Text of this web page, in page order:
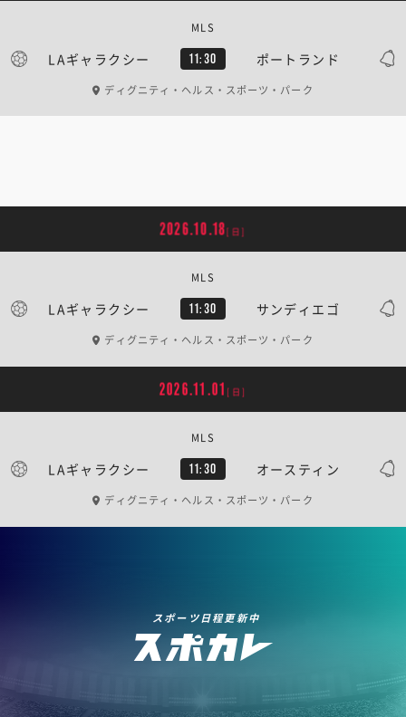
LAギャラクシー 11:30 ポートランド
MLS
ディグニティ・ヘルス・スポーツ・パーク
2026.10.18[日]
LAギャラクシー 11:30 サンディエゴ
MLS
ディグニティ・ヘルス・スポーツ・パーク
2026.11.01 [日]
LAギャラクシー 11:30 オースティン
MLS
ディグニティ・ヘルス・スポーツ・パーク
スポーツ日程更新中